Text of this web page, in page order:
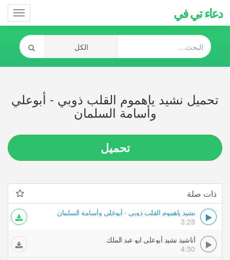
دعاء تي في
تحميل نشيد ياهموم القلب ذوبي - أبوعلي
وأسامة السلمان
تحميل
ذات صلة
نشيد ياهموم القلب ذوبي - أبوعلي وأسامة السلمان
3:28
أناشيد نشيد أبوعلي ابو عبد الملك
4:30